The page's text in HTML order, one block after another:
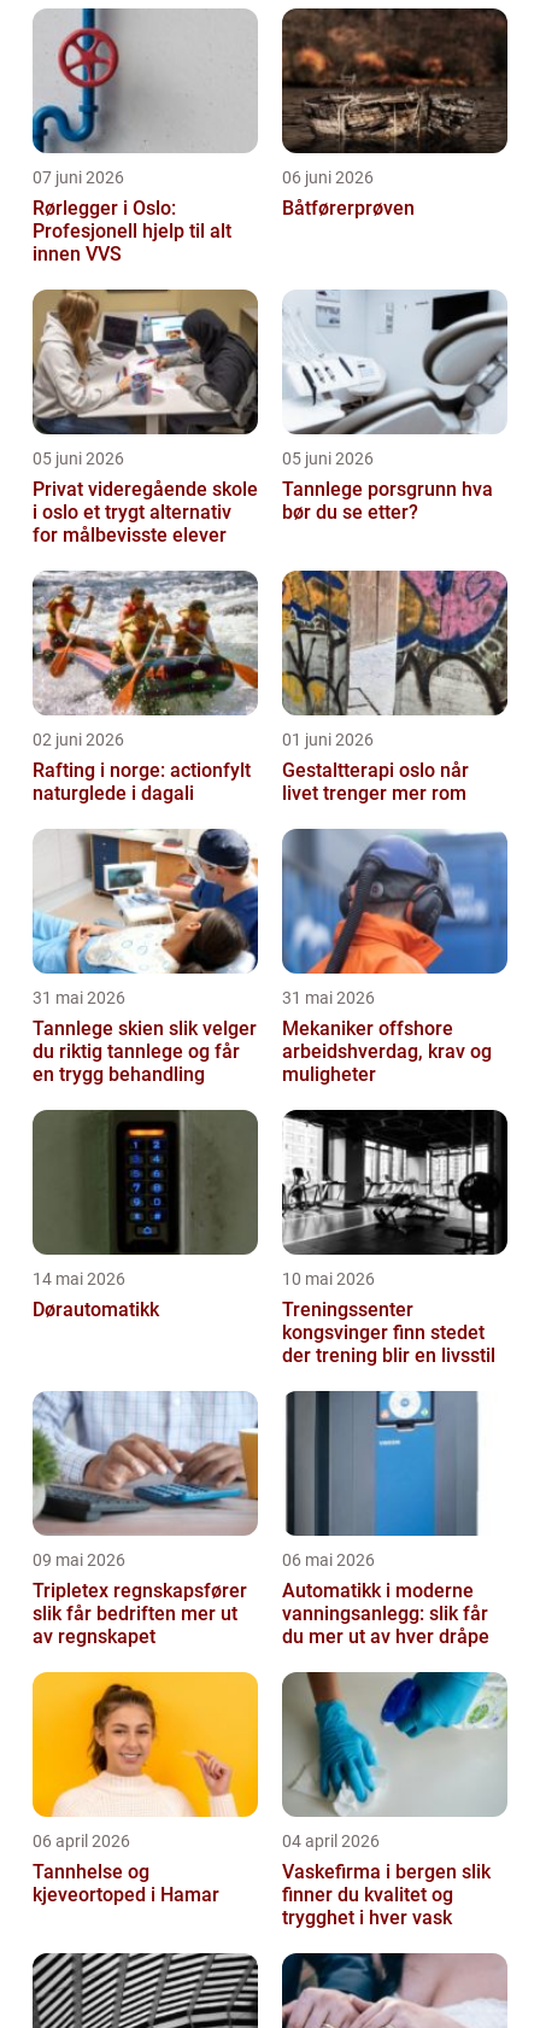
07 juni 2026
Rørlegger i Oslo:
Profesjonell hjelp til alt
innen VVS
06 juni 2026
Båtførerprøven
05 juni 2026
Privat videregående skole
i oslo et trygt alternativ
for målbevisste elever
05 juni 2026
Tannlege porsgrunn hva
bør du se etter?
02 juni 2026
Rafting i norge: actionfylt
naturglede i dagali
01 juni 2026
Gestaltterapi oslo når
livet trenger mer rom
31 mai 2026
Tannlege skien slik velger
du riktig tannlege og får
en trygg behandling
31 mai 2026
Mekaniker offshore
arbeidshverdag, krav og
muligheter
14 mai 2026
Dørautomatikk
10 mai 2026
Treningssenter
kongsvinger finn stedet
der trening blir en livsstil
09 mai 2026
Tripletex regnskapsfører
slik får bedriften mer ut
av regnskapet
06 mai 2026
Automatikk i moderne
vanningsanlegg: slik får
du mer ut av hver dråpe
06 april 2026
Tannhelse og
kjeveortoped i Hamar
04 april 2026
Vaskefirma i bergen slik
finner du kvalitet og
trygghet i hver vask